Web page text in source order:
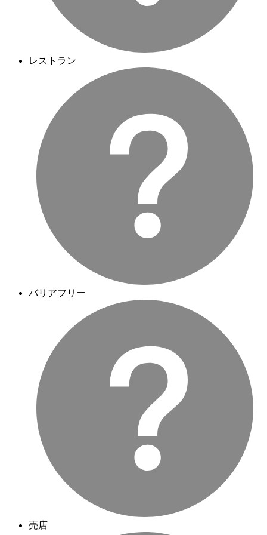
レストラン
バリアフリー
売店